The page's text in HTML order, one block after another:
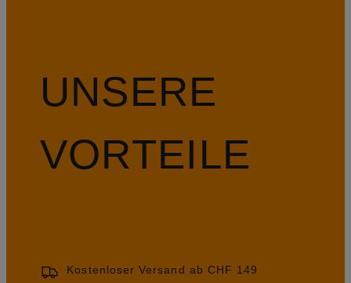
UNSERE
VORTEILE
Kostenloser Versand ab CHF 149